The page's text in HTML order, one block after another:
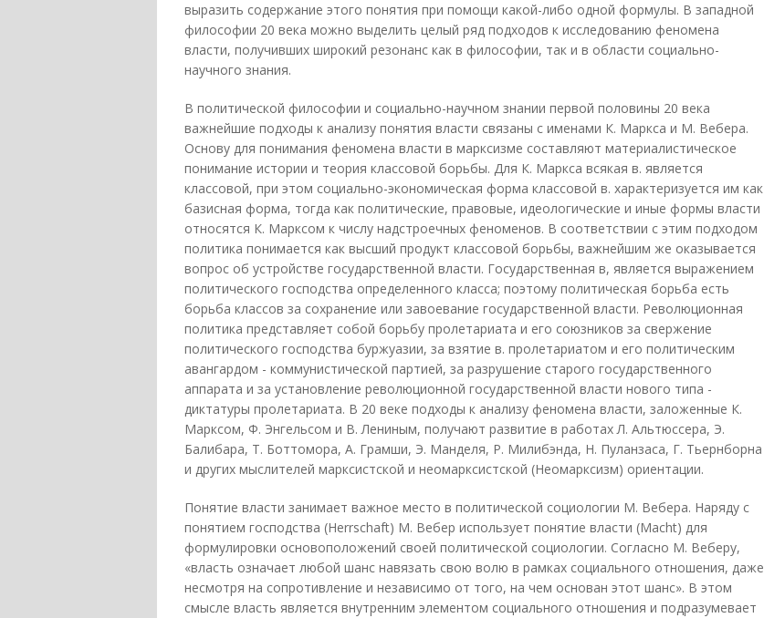
выразить содержание этого понятия при помощи какой-либо одной формулы. В западной
философии 20 века можно выделить целый ряд подходов к исследованию феномена
власти, получивших широкий резонанс как в философии, так и в области социально-
научного знания.
В политической философии и социально-научном знании первой половины 20 века
важнейшие подходы к анализу понятия власти связаны с именами К. Маркса и М. Вебера.
Основу для понимания феномена власти в марксизме составляют материалистическое
понимание истории и теория классовой борьбы. Для К. Маркса всякая в. является
классовой, при этом социально-экономическая форма классовой в. характеризуется им как
базисная форма, тогда как политические, правовые, идеологические и иные формы власти
относятся К. Марксом к числу надстроечных феноменов. В соответствии с этим подходом
политика понимается как высший продукт классовой борьбы, важнейшим же оказывается
вопрос об устройстве государственной власти. Государственная в, является выражением
политического господства определенного класса; поэтому политическая борьба есть
борьба классов за сохранение или завоевание государственной власти. Революционная
политика представляет собой борьбу пролетариата и его союзников за свержение
политического господства буржуазии, за взятие в. пролетариатом и его политическим
авангардом - коммунистической партией, за разрушение старого государственного
аппарата и за установление революционной государственной власти нового типа -
диктатуры пролетариата. В 20 веке подходы к анализу феномена власти, заложенные К.
Марксом, Ф. Энгельсом и В. Лениным, получают развитие в работах Л. Альтюссера, Э.
Балибара, Т. Боттомора, А. Грамши, Э. Манделя, Р. Милибэнда, Н. Пуланзаса, Г. Тьернборна
и других мыслителей марксистской и неомарксистской (Неомарксизм) ориентации.
Понятие власти занимает важное место в политической социологии М. Вебера. Наряду с
понятием господства (Herrschaft) М. Вебер использует понятие власти (Macht) для
формулировки основоположений своей политической социологии. Согласно М. Веберу,
«власть означает любой шанс навязать свою волю в рамках социального отношения, даже
несмотря на сопротивление и независимо от того, на чем основан этот шанс». В этом
смысле власть является внутренним элементом социального отношения и подразумевает